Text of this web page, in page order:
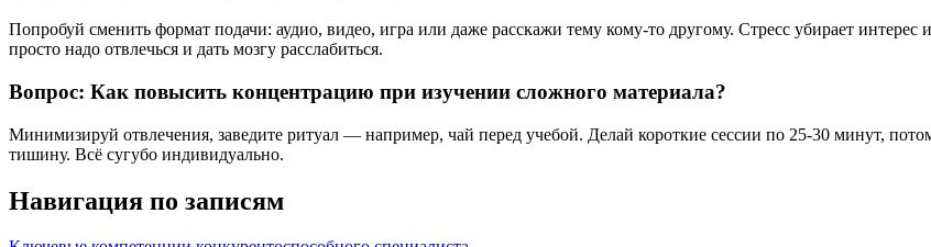
Попробуй сменить формат подачи: аудио, видео, игра или даже расскажи тему кому-то другому. Стресс убирает
просто надо отвлечься и дать мозгу расслабиться.
Вопрос: Как повысить концентрацию при изучении сложного материала?
Минимизируй отвлечения, заведите ритуал — например, чай перед учебой. Делай короткие сессии по 25-30 минут,
тишину. Всё сугубо индивидуально.
Навигация по записям